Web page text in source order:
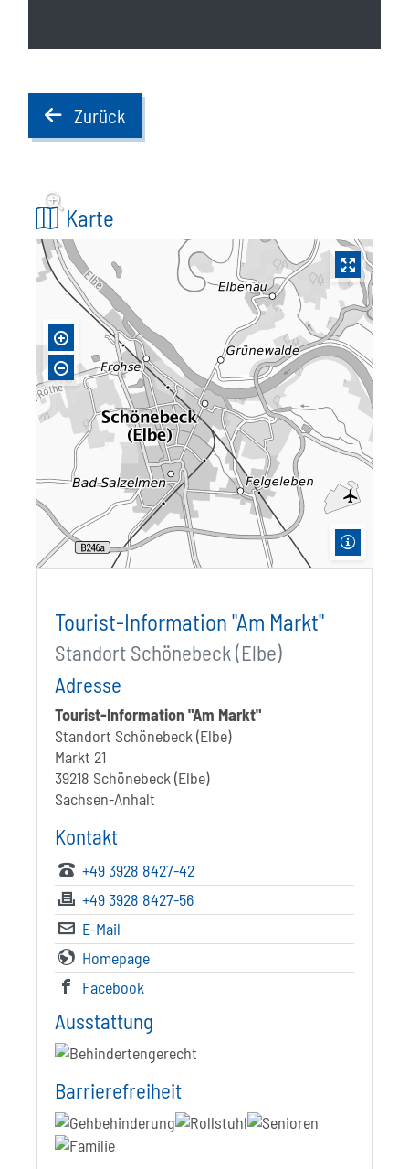
backZurück
Karte
Tourist-Information "Am Markt"
Standort Schönebeck (Elbe)
Adresse
Tourist-Information "Am Markt"
Standort Schönebeck (Elbe)
Markt 21
39218 Schönebeck (Elbe)
Sachsen-Anhalt
Kontakt
+49 3928 8427-42
+49 3928 8427-56
E-Mail
Homepage
Facebook
Ausstattung
Barrierefreiheit